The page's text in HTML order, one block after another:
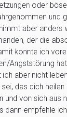
oder
und
aber anders
der die
konnte ich
Angststörung
aber nicht
das dich
und von sich aus
dann empfehle